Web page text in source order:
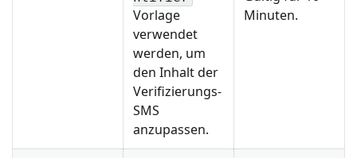
Vorlage
verwendet
werden, um
den Inhalt der
Verifizierungs-
SMS
anzupassen.
Minuten.